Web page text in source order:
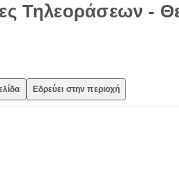
Τηλεοράσεων -
Εδρεύει στην περιοχή